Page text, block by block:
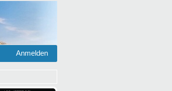
Anmelden